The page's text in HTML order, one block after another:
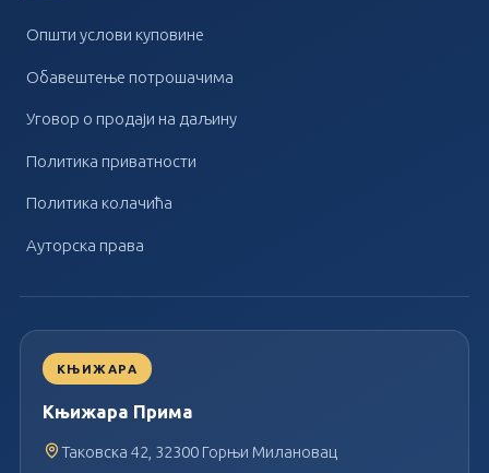
Општи услови куповине
Обавештење потрошачима
Уговор о продаји на даљину
Политика приватности
Политика колачића
Ауторска права
КЊИЖАРА
Књижара Прима
Таковска 42, 32300 Горњи Милановац